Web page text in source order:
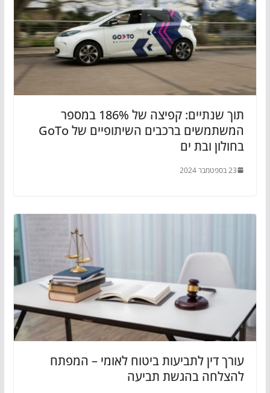
תוך שנתיים: קפיצה של 186% במספר
המשתמשים ברכבים השיתופיים של GoTo
בחולון ובת ים
23 בספטמבר 2024
עורך דין לתביעות ביטוח לאומי – המפתח
להצלחה בהגשת תביעה